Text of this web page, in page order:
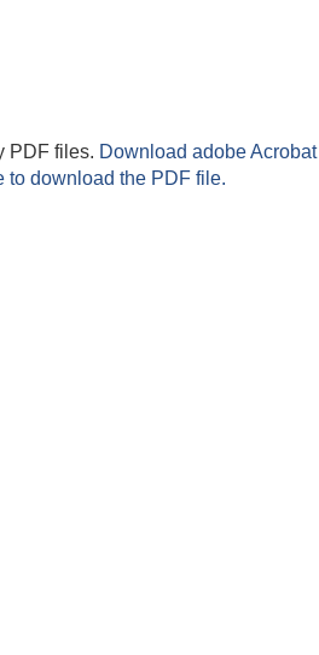
PDF files. Download adobe Acrobat
to download the PDF file.